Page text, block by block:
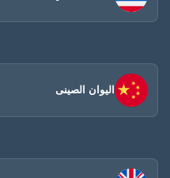
اليوان الصينى​